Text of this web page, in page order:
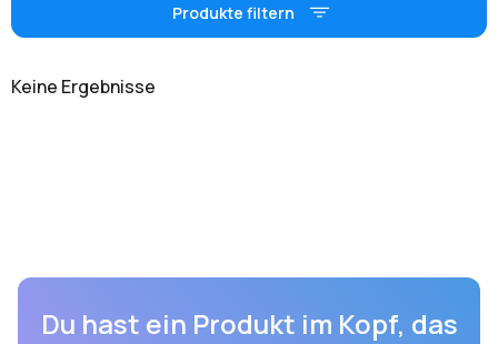
Produkte filtern
Keine Ergebnisse
Du hast ein Produkt im Kopf, das